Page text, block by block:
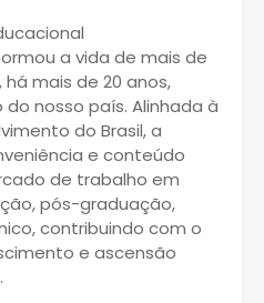
a vida de mais de
mais de 20 anos,
nosso país. Alinhada à
do Brasil, a
e conteúdo
de trabalho em
pós-graduação,
contribuindo com o
e ascensão